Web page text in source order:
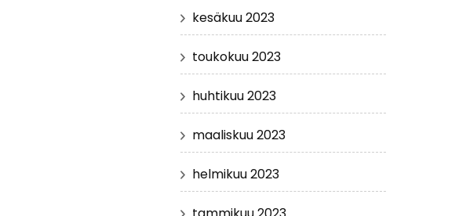
kesäkuu 2023
toukokuu 2023
huhtikuu 2023
maaliskuu 2023
helmikuu 2023